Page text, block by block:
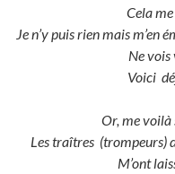
Cela me
Je n’y puis rien mais m’en
Ne
Voici
Or, me voilà
Les traîtres (trompeurs)
M’ont